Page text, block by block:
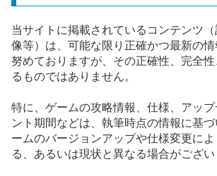
当サイトに掲載されているコンテンツ
像等）は、可能な限り正確かつ最新の情
努めておりますが、その正確性、完全
るものではありません。
特に、ゲームの攻略情報、仕様、アッ
ント期間などは、執筆時点の情報に基
ームのバージョンアップや仕様変更に
る、あるいは現状と異なる場合がござい